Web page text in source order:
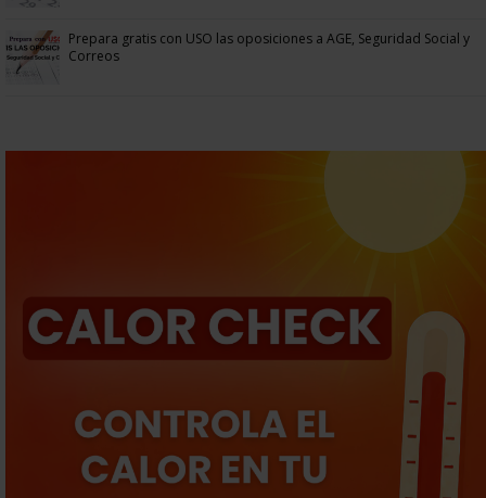
Prepara gratis con USO las oposiciones a AGE, Seguridad Social y
Correos